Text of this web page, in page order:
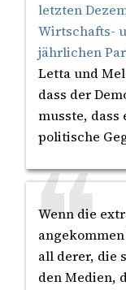
letzten
Wirtschafts-
jährlichen
Letta und
dass der
musste, dass
politische
Wenn die
all derer, die
den Medien,